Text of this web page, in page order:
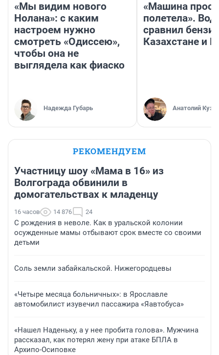
«Мы видим нового
Нолана»: с каким
настроем нужно
смотреть «Одиссею»,
чтобы она не
выглядела как фиаско
Надежда Губарь
«Машина
полетела».
сравнил
Казахстане и
Анатолий
РЕКОМЕНДУЕМ
Участницу шоу «Мама в 16» из
Волгограда обвинили в
домогательствах к младенцу
16 часов 14 876 24
С рождения в неволе. Как в уральской колонии
осужденные мамы отбывают срок вместе со своими
детьми
Соль земли забайкальской. Нижегородцевы
«Четыре месяца больничных»: в Ярославле
автомобилист изувечил пассажира «Яавтобуса»
«Нашел Наденьку, а у нее пробита голова». Мужчина
рассказал, как потерял жену при атаке БПЛА в
Архипо-Осиповке